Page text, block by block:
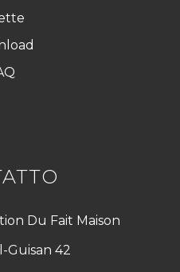
Du Fait Maison
Guisan 42